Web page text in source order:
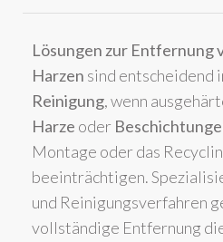
Lösungen zur Entfernung
Harzen sind entscheidend
Reinigung, wenn
Harze oder
Montage oder das
beeinträchtigen.
und Reinigungsverfahren
vollständige Entfernung